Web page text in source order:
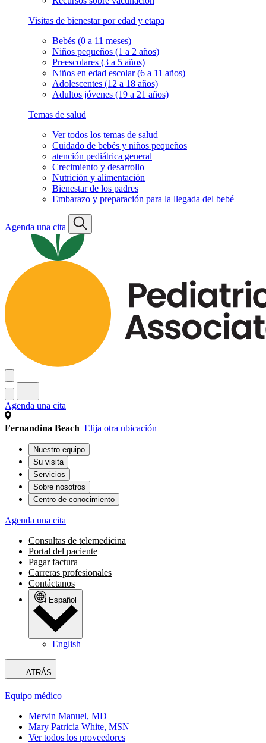
Visitas de bienestar por edad y etapa
Bebés (0 a 11 meses)
Niños pequeños (1 a 2 años)
Preescolares (3 a 5 años)
Niños en edad escolar (6 a 11 años)
Adolescentes (12 a 18 años)
Adultos jóvenes (19 a 21 años)
Temas de salud
Ver todos los temas de salud
Cuidado de bebés y niños pequeños
atención pediátrica general
Crecimiento y desarrollo
Nutrición y alimentación
Bienestar de los padres
Embarazo y preparación para la llegada del bebé
Agenda una cita
Agenda una cita
Fernandina Beach Elija otra ubicación
Nuestro equipo
Su visita
Servicios
Sobre nosotros
Centro de conocimiento
Agenda una cita
Consultas de telemedicina
Portal del paciente
Pagar factura
Carreras profesionales
Contáctanos
Español
English
ATRÁS
Equipo médico
Mervin Manuel, MD
Mary Patricia White, MSN
Ver todos los proveedores